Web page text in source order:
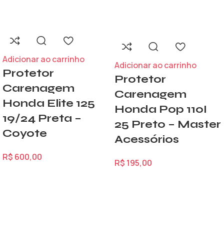
Adicionar ao carrinho
Protetor
Carenagem
Honda Elite 125
19/24 Preta –
Coyote
R$ 600,00
Adicionar ao carrinho
Protetor
Carenagem
Honda Pop 110I
25 Preto – Master
Acessórios
R$ 195,00